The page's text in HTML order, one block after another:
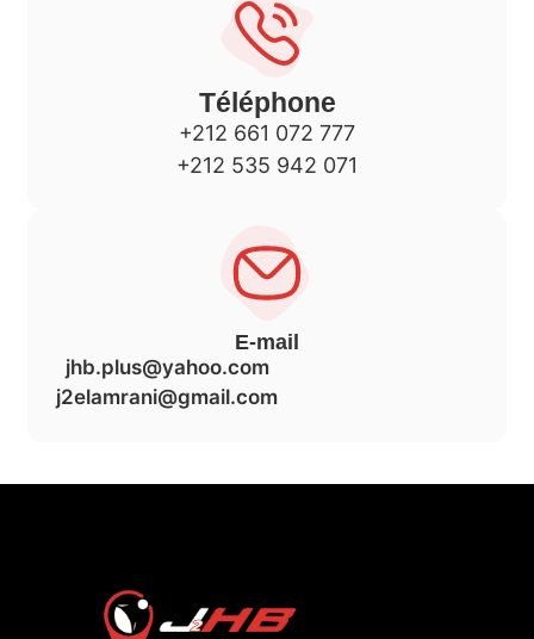
Téléphone
+212 661 072 777
+212 535 942 071
E-mail
jhb.plus@yahoo.com
j2elamrani@gmail.com